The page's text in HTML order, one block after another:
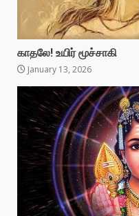
காதலே! உயிர் மூச்சாகி
January 13, 2026